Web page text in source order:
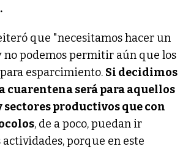
que "necesitamos hacer un
no podemos permitir aún que los
esparcimiento. Si decidimos
será para aquellos
sectores productivos que con
, de a poco, puedan ir
actividades, porque en este